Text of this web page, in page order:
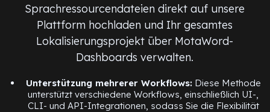
Sprachressourcendateien direkt auf unsere
Plattform hochladen und Ihr gesamtes
Lokalisierungsprojekt über MotaWord-
Dashboards verwalten.
Unterstützung mehrerer Workflows:Diese Methode
unterstützt verschiedene Workflows, einschließlich UI-,
CLI- und API-Integrationen, sodass Sie die Flexibilität